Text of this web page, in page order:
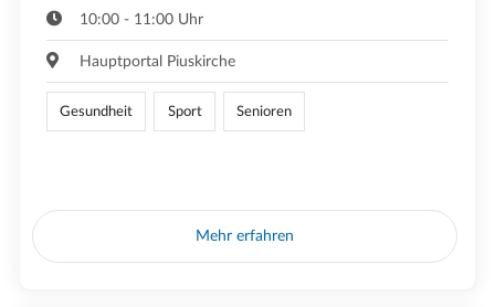
10:00 - 11:00 Uhr
Hauptportal Piuskirche
Gesundheit Sport Senioren
Mehr erfahren